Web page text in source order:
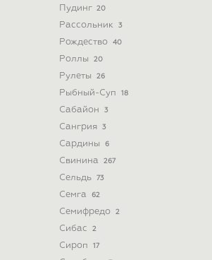
Пудинг 20
Рассольник 3
Рождество 40
Роллы 20
Рулеты 26
Рыбный-Суп 18
Сабайон 3
Сангрия 3
Сардины 6
Свинина 267
Сельдь 73
Семга 62
Семифредо 2
Сибас 2
Сироп 17